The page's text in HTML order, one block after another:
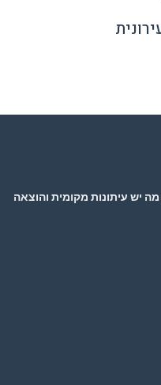
מה יש עיתונות מקומית והוצאה